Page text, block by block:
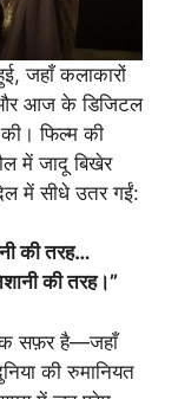
जहाँ कलाकारों
और आज के डिजिटल
फिल्म की
में जादू बिखेर
में सीधे उतर गईं:
की तरह…
की तरह।”
सफ़र है—जहाँ
की रुमानियत